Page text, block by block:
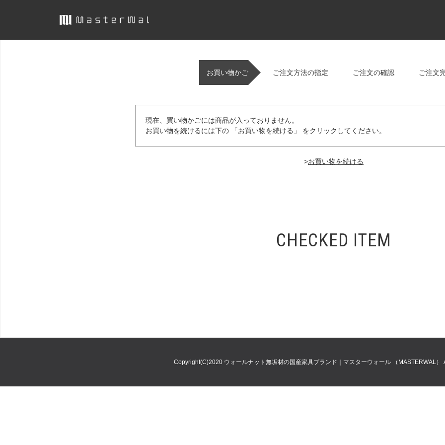
お買い物かご ご注文方法の指定 ご注文の確認 ご注文
現在、買い物かごには商品が入っておりません。
お買い物を続けるには下の 「お買い物を続ける」 をクリックしてください。
>
CHECKED ITEM
Copyright(C)2020 ウォールナット無垢材の国産家具ブランド｜マスターウォール （MASTERWAL）